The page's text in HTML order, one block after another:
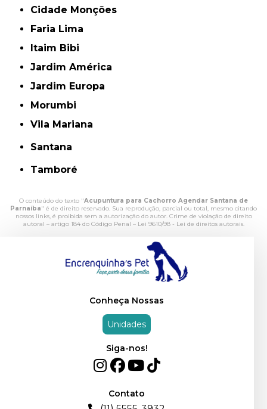
Cidade Monções
Faria Lima
Itaim Bibi
Jardim América
Jardim Europa
Morumbi
Vila Mariana
Santana
Tamboré
O conteúdo do texto "Acupuntura para Cachorro Agendar Santana de
Parnaíba" é de direito reservado. Sua reprodução, parcial ou total, mesmo citando
nossos links, é proibida sem a autorização do autor. Crime de violação de direito
autoral – artigo 184 do Código Penal – Lei 9610/98 - Lei de direitos autorais.
Conheça Nossas
Unidades
Siga-nos!
Contato